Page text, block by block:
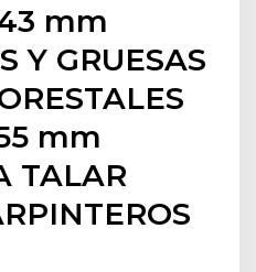
mm
Y GRUESAS
mm
TALAR